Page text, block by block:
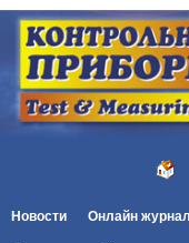
Новости Онлайн журнал